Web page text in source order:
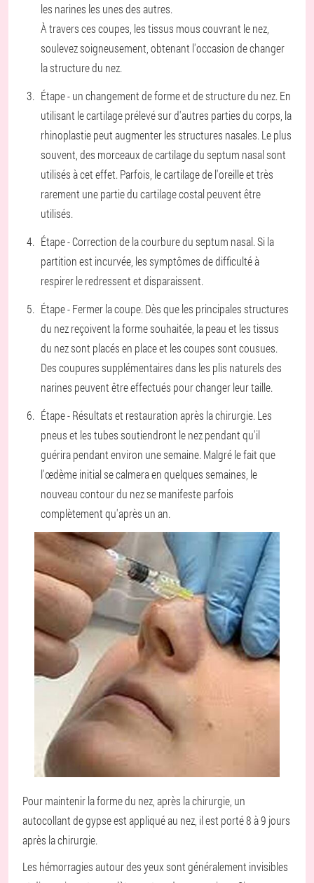
les narines les unes des autres.
À travers ces coupes, les tissus mous couvrant le nez,
soulevez soigneusement, obtenant l'occasion de changer
la structure du nez.
Étape - un changement de forme et de structure du nez. En
utilisant le cartilage prélevé sur d'autres parties du corps, la
rhinoplastie peut augmenter les structures nasales. Le plus
souvent, des morceaux de cartilage du septum nasal sont
utilisés à cet effet. Parfois, le cartilage de l'oreille et très
rarement une partie du cartilage costal peuvent être
utilisés.
Étape - Correction de la courbure du septum nasal. Si la
partition est incurvée, les symptômes de difficulté à
respirer le redressent et disparaissent.
Étape - Fermer la coupe. Dès que les principales structures
du nez reçoivent la forme souhaitée, la peau et les tissus
du nez sont placés en place et les coupes sont cousues.
Des coupures supplémentaires dans les plis naturels des
narines peuvent être effectués pour changer leur taille.
Étape - Résultats et restauration après la chirurgie. Les
pneus et les tubes soutiendront le nez pendant qu'il
guérira pendant environ une semaine. Malgré le fait que
l'œdème initial se calmera en quelques semaines, le
nouveau contour du nez se manifeste parfois
complètement qu'après un an.
Pour maintenir la forme du nez, après la chirurgie, un
autocollant de gypse est appliqué au nez, il est porté 8 à 9 jours
après la chirurgie.
Les hémorragies autour des yeux sont généralement invisibles